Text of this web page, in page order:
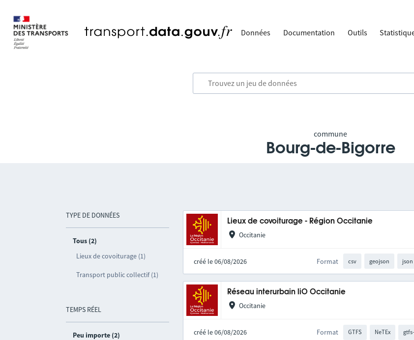
Données Documentation Outils
commune
Bourg-de-Bigorre
TYPE DE DONNÉES
Tous (2)
Lieux de covoiturage (1)
Transport public collectif (1)
TEMPS RÉEL
Peu importe (2)
Lieux de covoiturage - Région Occitanie
Occitanie
créé le 06/08/2026 Format csv geojson json
Réseau interurbain liO Occitanie
Occitanie
créé le 06/08/2026 Format GTFS NeTEx